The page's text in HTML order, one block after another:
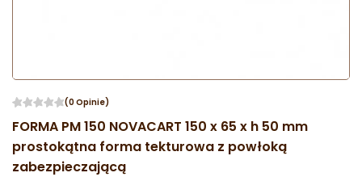
(0 Opinie)
FORMA PM 150 NOVACART 150 x 65 x h 50 mm
prostokątna forma tekturowa z powłoką
zabezpieczającą